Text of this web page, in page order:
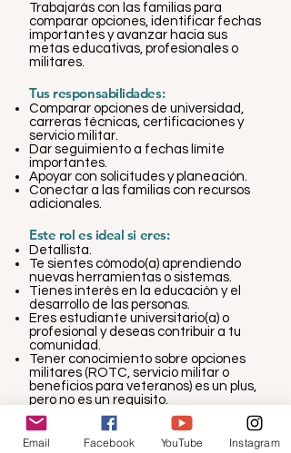
Trabajarás con las familias para
comparar opciones, identificar fechas
importantes y avanzar hacia sus
metas educativas, profesionales o
militares.
Tus responsabilidades:
Comparar opciones de universidad,
carreras técnicas, certificaciones y
servicio militar.
Dar seguimiento a fechas límite
importantes.
Apoyar con solicitudes y planeación.
Conectar a las familias con recursos
adicionales.
Este rol es ideal si eres:
Detallista.
Te sientes cómodo(a) aprendiendo
nuevas herramientas o sistemas.
Tienes interés en la educación y el
desarrollo de las personas.
Eres estudiante universitario(a) o
profesional y deseas contribuir a tu
comunidad.
Tener conocimiento sobre opciones
militares (ROTC, servicio militar o
beneficios para veteranos) es un plus,
pero no es un requisito.
Email Facebook YouTube Instagram